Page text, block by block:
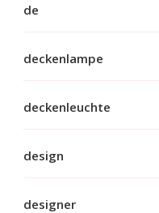
de
deckenlampe
deckenleuchte
design
designer